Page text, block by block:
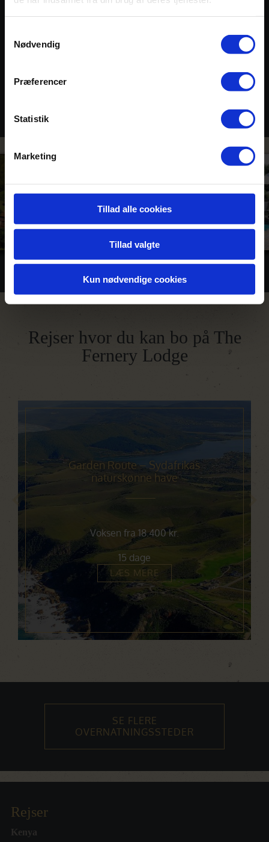
Nødvendig
Præferencer
Statistik
Marketing
Tillad alle cookies
Tillad valgte
Kun nødvendige cookies
Billeder
Rejser hvor du kan bo på The
Fernery Lodge
Garden Route – Sydafrikas
naturskønne have
Voksen fra 18.400 kr.
15 dage
LÆS MERE
SE FLERE
OVERNATNINGSSTEDER
Rejser
Kenya